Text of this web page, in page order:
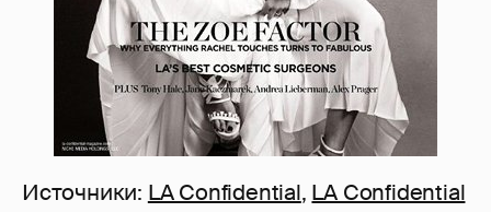
Источники: LA Confidential, LA Confidential